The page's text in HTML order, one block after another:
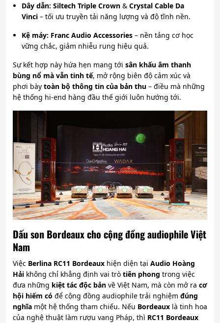
Dây dẫn: Siltech Triple Crown &Crystal Cable Da
Vinci – tối ưu truyền tải năng lượng và độ tĩnh nền.
Kệ máy: Franc Audio Accessories – nền tảng cơ học
vững chắc, giảm nhiễu rung hiệu quả.
Sự kết hợp này hứa hẹn mang tới sân khấu âm thanh
bùng nổ mà vẫn tinh tế, mở rộng biên độ cảm xúc và
phơi bày toàn bộ thông tin của bản thu – điều mà những
hệ thống hi-end hàng đầu thế giới luôn hướng tới.
Dấu son Bordeaux cho cộng đồng audiophile Việt
Nam
Việc Berlina RC11 Bordeaux hiện diện tại Audio Hoàng
Hải không chỉ khẳng định vai trò tiên phong trong việc
đưa những kiệt tác độc bản về Việt Nam, mà còn mở ra cơ
hội hiếm có để cộng đồng audiophile trải nghiệm đúng
nghĩa một hệ thống tham chiếu. Nếu Bordeaux là tinh hoa
của nghệ thuật làm rượu vang Pháp, thì RC11 Bordeaux